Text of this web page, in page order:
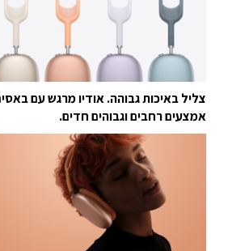
צליל באיכות גבוהה. אודיו מרגש עם
אמצעים רחבים וגבוהים חדים.